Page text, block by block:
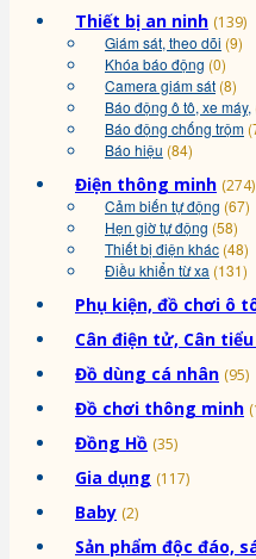
Thiết bị an ninh (139)
Giám sát, theo dõi (9)
Khóa báo động (0)
Camera giám sát (8)
Báo động ô tô, xe máy,
Báo động chống trộm
Báo hiệu (84)
Điện thông minh (274)
Cảm biến tự động (67)
Hẹn giờ tự động (58)
Thiết bị điện khác (48)
Điều khiển từ xa (131)
Phụ kiện, đồ chơi ô
Cân điện tử, Cân
Đồ dùng cá nhân (95)
Đồ chơi thông minh
Đồng Hồ (35)
Gia dụng (117)
Baby (2)
Sản phẩm độc đáo,